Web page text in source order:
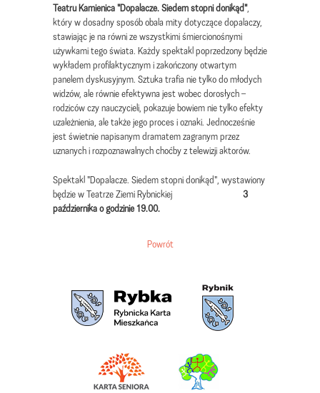
Teatru Kamienica "Dopalacze. Siedem stopni donikąd",
który w dosadny sposób obala mity dotyczące dopalaczy,
stawiając je na równi ze wszystkimi śmiercionośnymi
używkami tego świata. Każdy spektakl poprzedzony będzie
wykładem profilaktycznym i zakończony otwartym
panelem dyskusyjnym. Sztuka trafia nie tylko do młodych
widzów, ale równie efektywna jest wobec dorosłych –
rodziców czy nauczycieli, pokazuje bowiem nie tylko efekty
uzależnienia, ale także jego proces i oznaki. Jednocześnie
jest świetnie napisanym dramatem zagranym przez
uznanych i rozpoznawalnych choćby z telewizji aktorów.
Spektakl "Dopalacze. Siedem stopni donikąd", wystawiony
będzie w Teatrze Ziemi Rybnickiej
3
października o godzinie 19.00.
Powrót